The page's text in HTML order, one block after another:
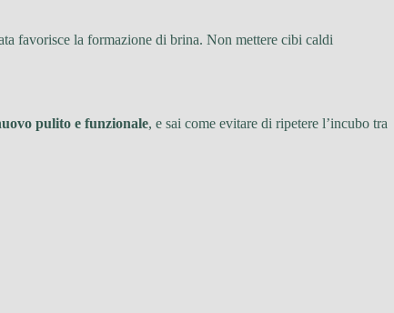
favorisce la formazione di brina. Non mettere cibi caldi
pulito e funzionale, e sai come evitare di ripetere l’incubo tra